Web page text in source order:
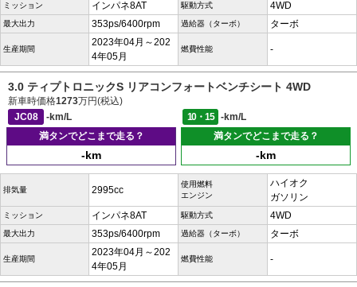
ミッション インパネ8AT 駆動方式 4WD
最大出力 353ps/6400rpm 過給器（ターボ） ターボ
生産期間
2023年04月～202
4年05月
燃費性能 -
3.0 ティプトロニックS リアコンフォートベンチシート 4WD
新車時価格1273万円(税込)
JC08
-km/L 10・15
-km/L
満タンでどこまで走る？
-km
満タンでどこまで走る？
-km
排気量 2995cc
使用燃料
エンジン
ハイオク
ガソリン
ミッション インパネ8AT 駆動方式 4WD
最大出力 353ps/6400rpm 過給器（ターボ） ターボ
生産期間
2023年04月～202
4年05月
燃費性能 -